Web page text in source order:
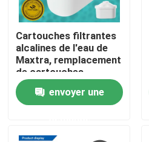
Accueil
Cartouches filtrantes
alcalines de l'eau de
Maxtra, remplacement
de cartouches
filtrantes de cruche
d'eau
envoyer une